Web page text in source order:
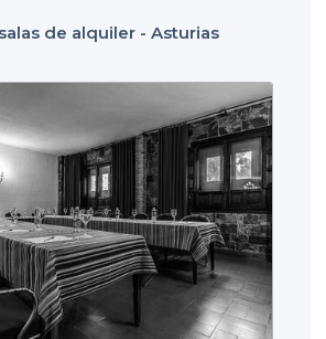
de alquiler - Asturias